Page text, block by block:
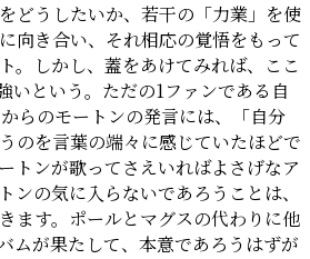
どうしたいか、若干の「力業」を使
向き合い、それ相応の覚悟をもって
。しかし、蓋をあけてみれば、ここ
いという。ただの1ファンである自
らのモートンの発言には、「自分
のを言葉の端々に感じていたほどで
トンが歌ってさえいればよさげなア
ンの気に入らないであろうことは、
ます。ポールとマグスの代わりに他
ムが果たして、本意であろうはずが